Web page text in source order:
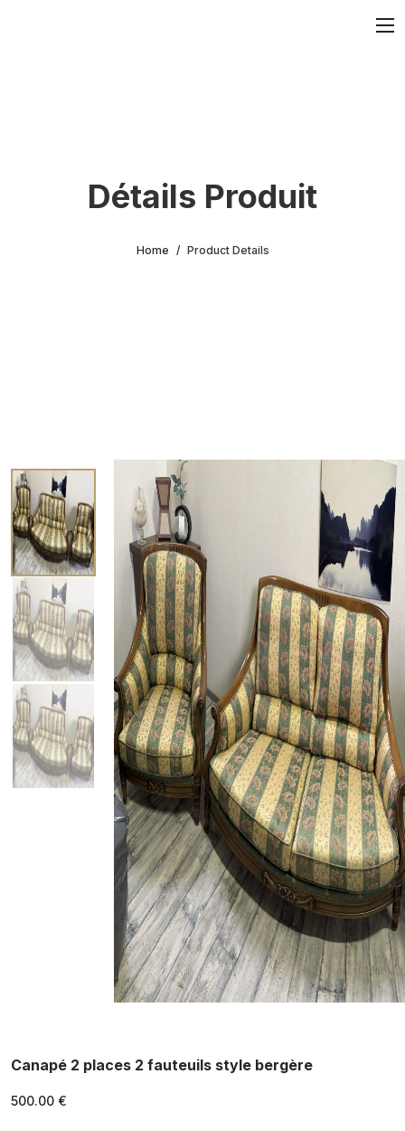
Détails Produit
Home Product Details
Canapé 2 places 2 fauteuils style bergère
500.00 €